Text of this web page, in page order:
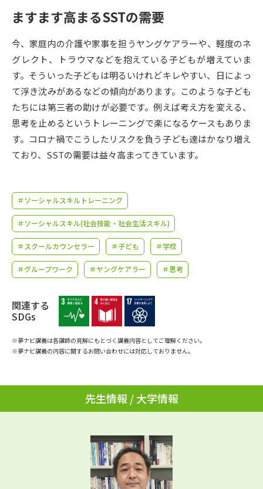
志望校・出願校を調べる
併願校選び 受験スケジュールを立てよう
先輩が入学を決めた理由 テレメール全国一斉進学調査
新生活お役立ちガイド
学問発見 学問検索
大学で学びたい学問発見
学問のミニ講義「夢ナビ講義」 学問分野解説
学問の教科書 夢ナビライブ
ユーザーサポート
Ｑ＆Ａ よくあるご質問 大学進学IDについて
資料の料金の
テレメール
ますます高まるSSTの需要
今、家庭内の介護や家事を担うヤングケアラーや、軽度のネ
グレクト、トラウマなどを抱えている子どもが増えていま
す。そういった子どもは明るいけれどキレやすい、日によっ
て浮き沈みがあるなどの傾向があります。このような子ども
たちには第三者の助けが必要です。例えば考え方を変える、
思考を止めるというトレーニングで楽になるケースもありま
す。コロナ禍でこうしたリスクを負う子ども達はかなり増え
ており、SSTの需要は益々高まってきています。
＃ソーシャルスキルトレーニング
＃ソーシャルスキル(社会技能・社会生活スキル)
＃スクールカウンセラー ＃子ども ＃学校
＃グループワーク ＃ヤングケアラー ＃思考
関連する
SDGs
※夢ナビ講義は各講師の見解にもとづく講義内容としてご理解ください。
※夢ナビ講義の内容に関するお問い合わせには対応しておりません。
先生情報 / 大学情報